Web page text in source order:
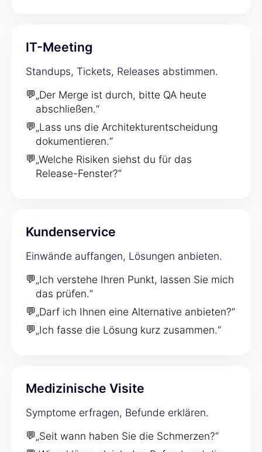
IT-Meeting
Standups, Tickets, Releases abstimmen.
💬„Der Merge ist durch, bitte QA heute
abschließen.“
💬„Lass uns die Architekturentscheidung
dokumentieren.“
💬„Welche Risiken siehst du für das
Release-Fenster?“
Kundenservice
Einwände auffangen, Lösungen anbieten.
💬„Ich verstehe Ihren Punkt, lassen Sie mich
das prüfen.“
💬„Darf ich Ihnen eine Alternative anbieten?“
💬„Ich fasse die Lösung kurz zusammen.“
Medizinische Visite
Symptome erfragen, Befunde erklären.
💬„Seit wann haben Sie die Schmerzen?“